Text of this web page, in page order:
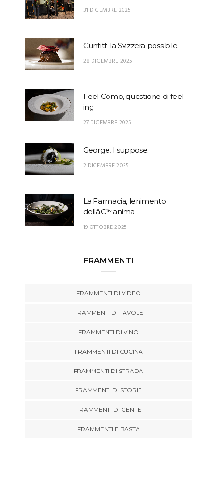
31 DICEMBRE 2025
Cuntitt, la Svizzera possibile.
28 DICEMBRE 2025
Feel Como, questione di feel-
ing
27 DICEMBRE 2025
George, I suppose.
2 DICEMBRE 2025
La Farmacia, lenimento
dellâ€™anima
19 OTTOBRE 2025
FRAMMENTI
FRAMMENTI DI VIDEO
FRAMMENTI DI TAVOLE
FRAMMENTI DI VINO
FRAMMENTI DI CUCINA
FRAMMENTI DI STRADA
FRAMMENTI DI STORIE
FRAMMENTI DI GENTE
FRAMMENTI E BASTA